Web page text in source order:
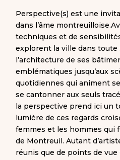
Perspective(s) est une
dans l’âme
techniques et de
explorent la ville dans toute
l’architecture de ses
emblématiques jusqu’aux
quotidiennes qui animent
se cantonner aux seuls
la perspective prend ici un
lumière de ces regards
femmes et les hommes
de Montreuil. Autant
réunis que de points de